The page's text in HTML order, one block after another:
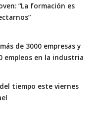
“La formación es
de 3000 empresas y
empleos en la industria
del tiempo este viernes